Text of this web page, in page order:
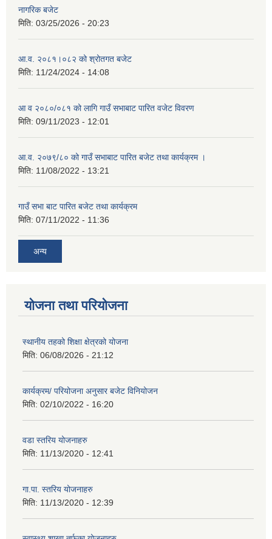
नागरिक बजेट
मिति: 03/25/2026 - 20:23
आ.व. २०८१।०८२ को श्रोतगत बजेट
मिति: 11/24/2024 - 14:08
आ व २०८०/०८१ को लागि गाउँ सभाबाट पारित वजेट विवरण
मिति: 09/11/2023 - 12:01
आ.व. २०७९/८० को गाउँ सभाबाट पारित बजेट तथा कार्यक्रम ।
मिति: 11/08/2022 - 13:21
गाउँ सभा बाट पारित बजेट तथा कार्यक्रम
मिति: 07/11/2022 - 11:36
अन्य
योजना तथा परियोजना
स्थानीय तहको शिक्षा क्षेत्रको योजना
मिति: 06/08/2026 - 21:12
कार्यक्रम/ परियोजना अनुसार बजेट विनियोजन
मिति: 02/10/2022 - 16:20
वडा स्तरिय योजनाहरु
मिति: 11/13/2020 - 12:41
गा.पा. स्तरिय योजनाहरु
मिति: 11/13/2020 - 12:39